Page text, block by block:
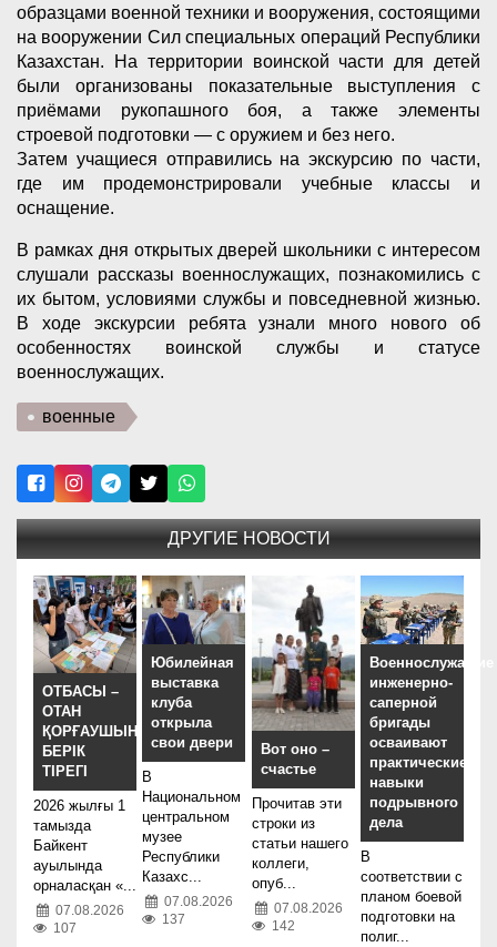
образцами военной техники и вооружения, состоящими
на вооружении Сил специальных операций Республики
Казахстан. На территории воинской части для детей
были организованы показательные выступления с
приёмами рукопашного боя, а также элементы
строевой подготовки — с оружием и без него.
Затем учащиеся отправились на экскурсию по части,
где им продемонстрировали учебные классы и
оснащение.
В рамках дня открытых дверей школьники с интересом
слушали рассказы военнослужащих, познакомились с
их бытом, условиями службы и повседневной жизнью.
В ходе экскурсии ребята узнали много нового об
особенностях воинской службы и статусе
военнослужащих.
военные
ДРУГИЕ НОВОСТИ
ОТБАСЫ –
ОТАН
ҚОРҒАУШЫНЫҢ
БЕРІК
ТІРЕГІ
2026 жылғы 1
тамызда
Байкент
ауылында
орналасқан «...
07.08.2026
107
Юбилейная
выставка
клуба
открыла
свои двери
В
Национальном
центральном
музее
Республики
Казахс...
07.08.2026
137
Вот оно –
счастье
Прочитав эти
строки из
статьи нашего
коллеги,
опуб...
07.08.2026
142
Военнослужащие
инженерно-
саперной
бригады
осваивают
практические
навыки
подрывного
дела
В
соответствии с
планом боевой
подготовки на
полиг...